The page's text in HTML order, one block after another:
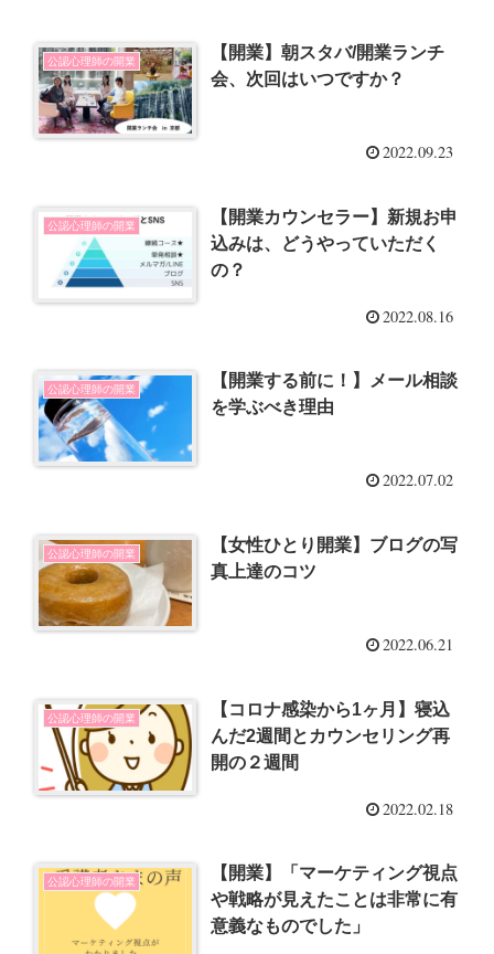
公認心理師の開業
【開業】朝スタバ/開業ランチ
会、次回はいつですか？
2022.09.23
公認心理師の開業
【開業カウンセラー】新規お申
込みは、どうやっていただく
の？
2022.08.16
公認心理師の開業
【開業する前に！】メール相談
を学ぶべき理由
2022.07.02
公認心理師の開業
【女性ひとり開業】ブログの写
真上達のコツ
2022.06.21
公認心理師の開業
【コロナ感染から1ヶ月】寝込
んだ2週間とカウンセリング再
開の２週間
2022.02.18
公認心理師の開業
【開業】「マーケティング視点
や戦略が見えたことは非常に有
意義なものでした」